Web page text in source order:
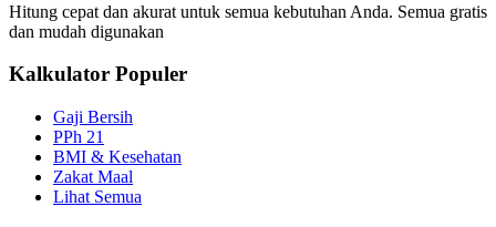
Hitung cepat dan akurat untuk semua kebutuhan Anda. Semua gratis
dan mudah digunakan
Kalkulator Populer
Gaji Bersih
PPh 21
BMI & Kesehatan
Zakat Maal
Lihat Semua